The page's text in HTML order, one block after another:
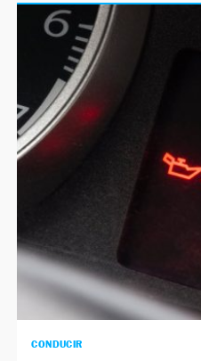
CONDUCIR